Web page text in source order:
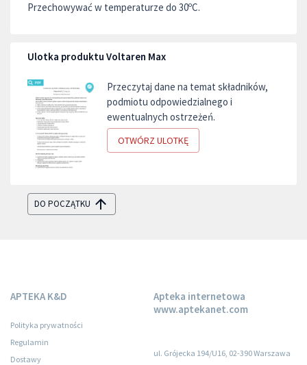
Przechowywać w temperaturze do 30ºC.
Ulotka produktu Voltaren Max
Przeczytaj dane na temat składników,
podmiotu odpowiedzialnego i
ewentualnych ostrzeżeń.
OTWÓRZ ULOTKĘ
DO POCZĄTKU
APTEKA K&D
Polityka prywatności
Regulamin
Dostawy
Apteka internetowa
www.aptekanet.com
ul. Grójecka 194/U16, 02-390 Warszawa